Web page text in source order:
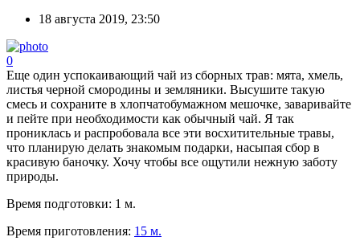
18 августа 2019, 23:50
0
Еще один успокаивающий чай из сборных трав: мята, хмель,
листья черной смородины и земляники. Высушите такую
смесь и сохраните в хлопчатобумажном мешочке, заваривайте
и пейте при необходимости как обычный чай. Я так
прониклась и распробовала все эти восхитительные травы,
что планирую делать знакомым подарки, насыпая сбор в
красивую баночку. Хочу чтобы все ощутили нежную заботу
природы.
Время подготовки: 1 м.
Время приготовления: 15 м.